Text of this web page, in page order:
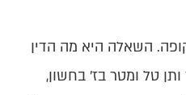
השאלה היא מה הדין
טל ומטר בז' בחשון,